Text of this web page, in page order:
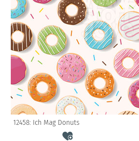
12458: Ich Mag Donuts